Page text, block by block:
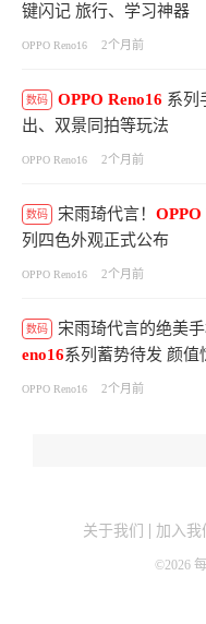
键闪记 旅行、学习神器
OPPO Reno16 2个月前
数码 OPPO Reno16 系列
出、双景同拍等玩法
OPPO Reno16 2个月前
数码 宋雨琦代言！ OPPO
列四色外观正式公布
OPPO Reno16 2个月前
数码 宋雨琦代言的绝美手
eno16系列蓄势待发 颜值
OPPO Reno16 2个月前
关于我们 加入我
©2026